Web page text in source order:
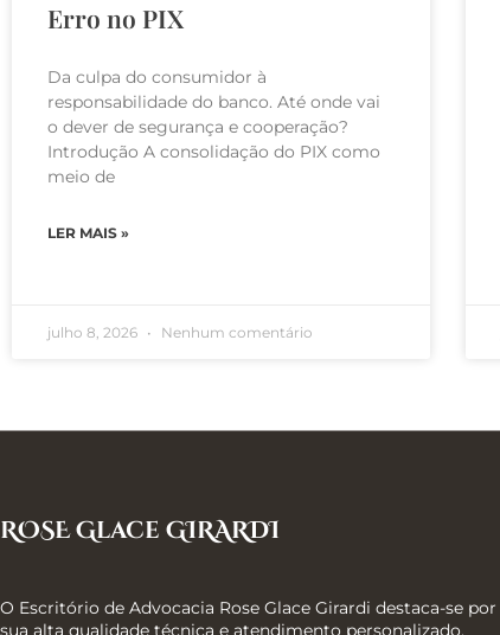
Erro no PIX
Da culpa do consumidor à
responsabilidade do banco. Até onde vai
o dever de segurança e cooperação?
Introdução A consolidação do PIX como
meio de
LER MAIS »
julho 8, 2026 Nenhum comentário
ROSE Glace GIRARDI
O Escritório de Advocacia Rose Glace Girardi destaca-se por
sua alta qualidade técnica e atendimento personalizado,